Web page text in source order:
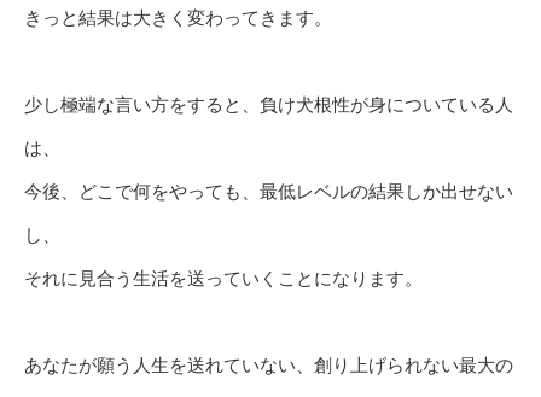
きっと結果は大きく変わってきます。
少し極端な言い方をすると、負け犬根性が身についている人
は、
今後、どこで何をやっても、最低レベルの結果しか出せない
し、
それに見合う生活を送っていくことになります。
あなたが願う人生を送れていない、創り上げられない最大の